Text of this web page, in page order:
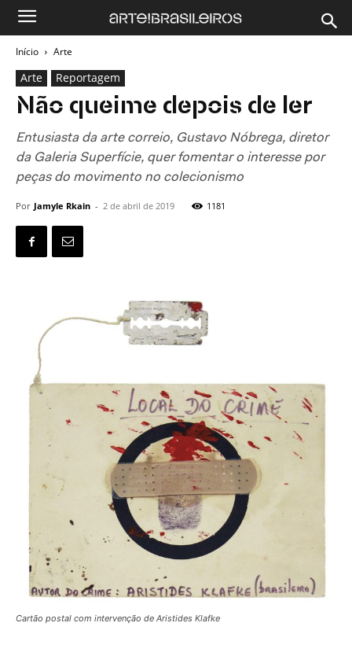
Início Arte
Arte Reportagem
Não queime depois de ler
Entusiasta da arte correio, Gustavo Nóbrega, diretor
da Galeria Superfície, quer fomentar o interesse por
peças do movimento no colecionismo
Por Jamyle Rkain - 2 de abril de 2019 1181
Cartão postal com intervenção de Aristides Klafke